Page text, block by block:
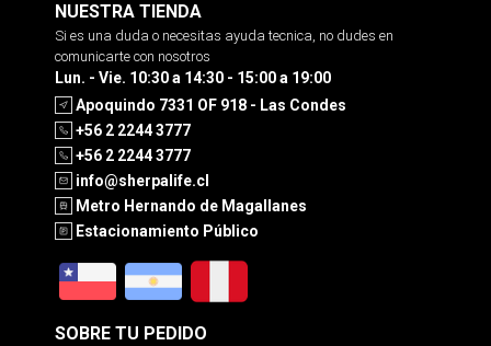
NUESTRA TIENDA
Si es una duda o necesitas ayuda tecnica, no dudes en
comunicarte con nosotros
Lun. - Vie. 10:30 a 14:30 - 15:00 a 19:00
Apoquindo 7331 OF 918 - Las Condes
+56 2 2244 3777
+56 2 2244 3777
info@sherpalife.cl
Metro Hernando de Magallanes
Estacionamiento Público
SOBRE TU PEDIDO